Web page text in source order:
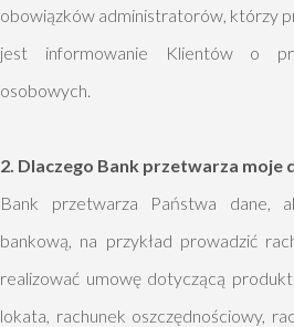
obowiązków administratorów, którzy
jest informowanie Klientów o
osobowych.
2. Dlaczego Bank przetwarza moje
Bank przetwarza Państwa dane,
bankową, na przykład prowadzić
realizować umowę dotyczącą
lokata, rachunek oszczędnościowy,